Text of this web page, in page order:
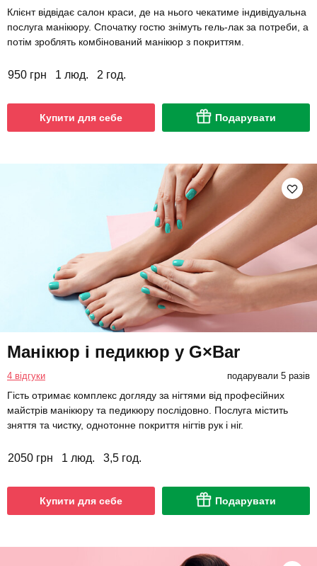
Клієнт відвідає салон краси, де на нього чекатиме індивідуальна
послуга манікюру. Спочатку гостю знімуть гель-лак за потреби, а
потім зроблять комбінований манікюр з покриттям.
950 грн 1 люд. 2 год.
Купити для себе Подарувати
Манікюр і педикюр у G×Bar
4 відгуки подарували 5 разів
Гість отримає комплекс догляду за нігтями від професійних
майстрів манікюру та педикюру послідовно. Послуга містить
зняття та чистку, однотонне покриття нігтів рук і ніг.
2050 грн 1 люд. 3,5 год.
Купити для себе Подарувати